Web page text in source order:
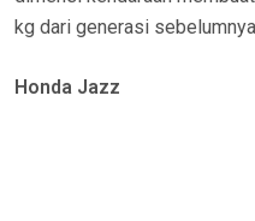
kg dari generasi
Honda Jazz